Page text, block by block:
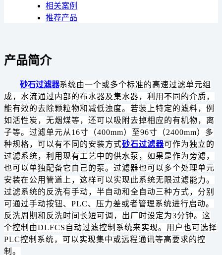
相关案例
推荐产品
产品简介
砂石过滤器系统由一个或多个标准的高速过滤单元组
成，水流通过内部的布水器及集水器，利用不同的介质，
能有效的去除颗粒物和减低浊度。若装上特定的滤料，例
如活性炭，无烟煤等，还可以吸附去掉相应的有机物，离
子等。过滤单元从16寸（400mm）至96寸（2400mm）多
种规格，可以有不同的安装方式砂石过滤器可作为独立的
过滤系统，利用现有工艺中的供水泵，如果是作为旁滤，
也可以单独配备它自己的泵。过滤器也可以多个处理单元
安装在公用管道上，这样可以实现此系统无限过滤能力。
过滤系统的反洗有手动，半自动和全自动三种方式，分别
可通过手动按钮、PLC、压力差或者管理系统进行启动。
反洗周期和反洗时间长短可调，出厂时设定为3分钟。这
个控制由DLFCS自动过滤控制系统来实现。用户也可选择
PLC控制系统，可以实现集中或远程通讯等高要求的控
制。